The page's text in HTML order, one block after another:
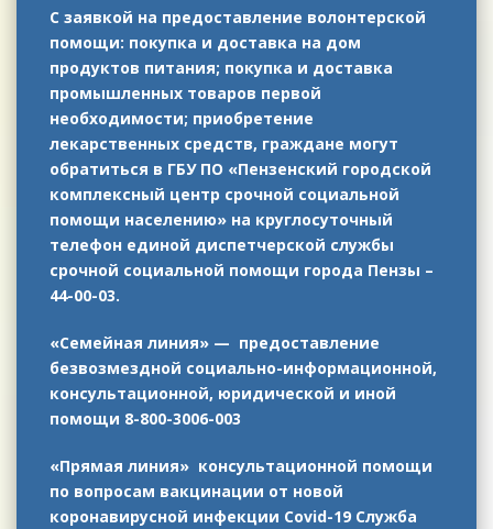
С заявкой на предоставление волонтерской
помощи: покупка и доставка на дом
продуктов питания; покупка и доставка
промышленных товаров первой
необходимости; приобретение
лекарственных средств, граждане могут
обратиться в ГБУ ПО «Пензенский городской
комплексный центр срочной социальной
помощи населению» на круглосуточный
телефон единой диспетчерской службы
срочной социальной помощи города Пензы –
44-00-03.
«Семейная линия» — предоставление
безвозмездной социально-информационной,
консультационной, юридической и иной
помощи 8-800-3006-003
«Прямая линия» консультационной помощи
по вопросам вакцинации от новой
коронавирусной инфекции Covid-19 Служба